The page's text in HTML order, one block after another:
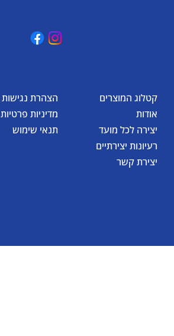
הצהרת נגישות
מדיניות פרטיות
תנאי שימוש
קטלוג המוצרים
אודות
יצירה לכל מועד
רעיונות יצירתיים
יצירת קשר